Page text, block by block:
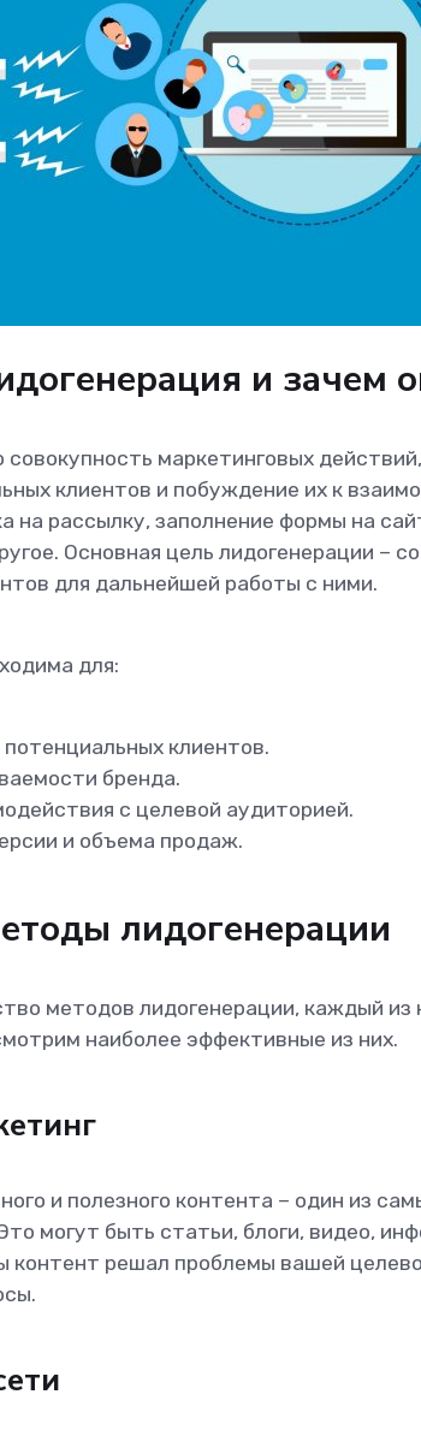
и зачем
совокупность маркетинговых
клиентов и побуждение их к
на рассылку, заполнение формы на
Основная цель лидогенерации –
для дальнейшей работы с ними.
для:
клиентов.
бренда.
с целевой аудиторией.
и объема продаж.
лидогенерации
методов лидогенерации, каждый из
наиболее эффективные из них.
и полезного контента – один из
могут быть статьи, блоги, видео,
контент решал проблемы вашей